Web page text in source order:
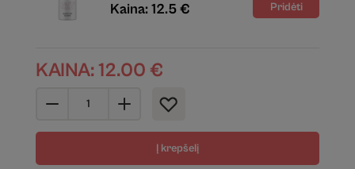
Kaina: 12.5 €
KAINA: 12.00 €
Į krepšelį